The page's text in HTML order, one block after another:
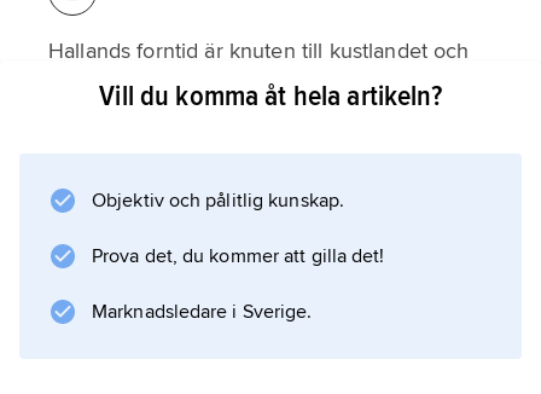
Hallands forntid är knuten till kustlandet och
mellanbygden; i skogsbygden förekom
art är registrerade; ca 1 100 av dessa är
boplatser, de övriga i huvudsak gravar, delvis
Stenåldern
Vill du komma åt hela artikeln?
Objektiv och pålitlig kunskap.
Prova det, du kommer att gilla det!
Marknadsledare i Sverige.